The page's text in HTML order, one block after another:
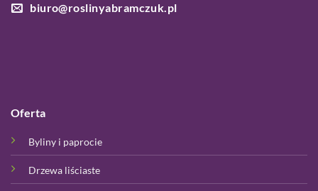
biuro@roslinyabramczuk.pl
Oferta
Byliny i paprocie
Drzewa liściaste